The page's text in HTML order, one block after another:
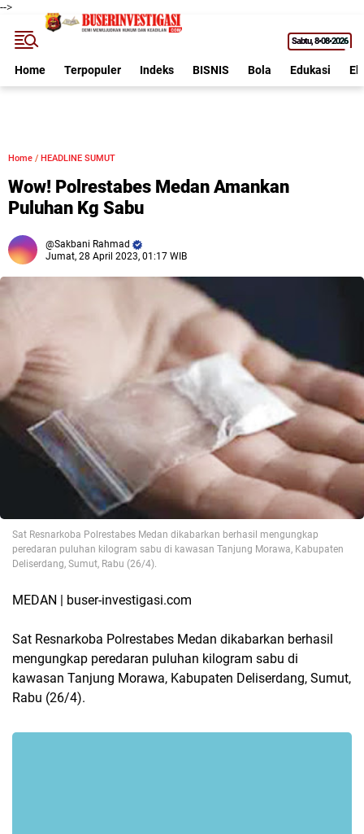
-->
Sabtu 8•08•2026
Home Terpopuler Indeks BISNIS Bola Edukasi
Home / HEADLINE SUMUT
Wow! Polrestabes Medan Amankan
Puluhan Kg Sabu
Sakbani Rahmad
Jumat, 28 April 2023, 01:17 WIB
Sat Resnarkoba Polrestabes Medan dikabarkan berhasil mengungkap
peredaran puluhan kilogram sabu di kawasan Tanjung Morawa, Kabupaten
Deliserdang, Sumut, Rabu (26/4).
MEDAN | buser-investigasi.com
Sat Resnarkoba Polrestabes Medan dikabarkan berhasil
mengungkap peredaran puluhan kilogram sabu di
kawasan Tanjung Morawa, Kabupaten Deliserdang, Sumut,
Rabu (26/4).